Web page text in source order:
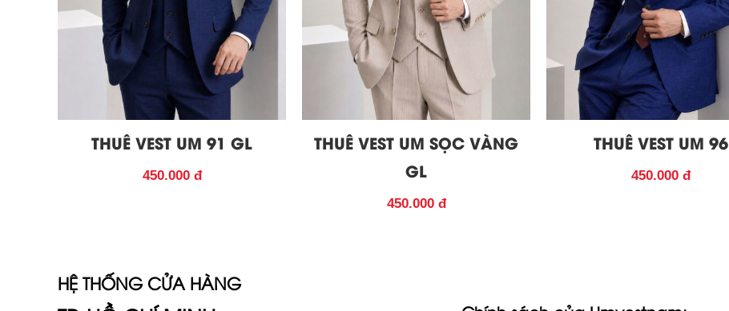
THUÊ VEST UM 91 GL
450.000 đ
THUÊ VEST UM SỌC VÀNG
GL
450.000 đ
THUÊ VEST UM 96
450.000 đ
HỆ THỐNG CỬA HÀNG